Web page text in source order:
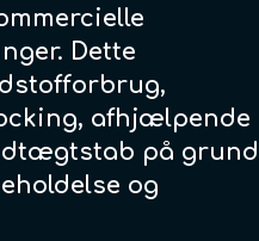
Dette
afhjælpende
på grund
og